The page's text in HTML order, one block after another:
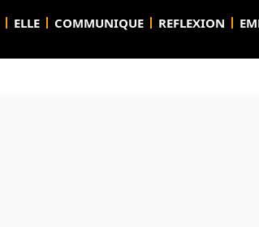
ELLE COMMUNIQUE REFLEXION